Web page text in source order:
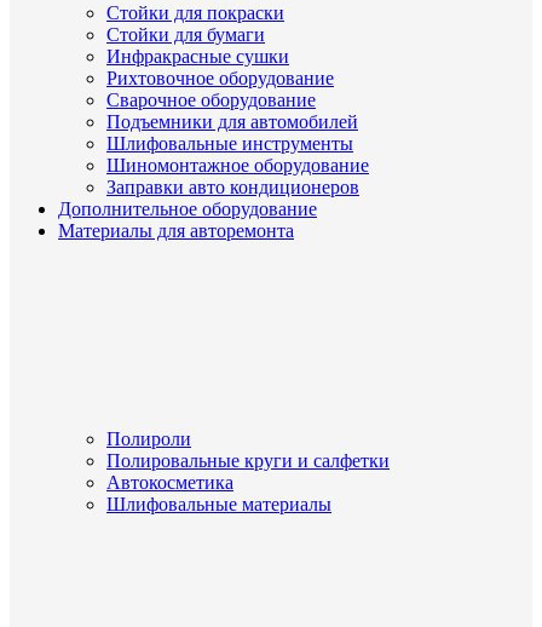
Стойки для покраски
Стойки для бумаги
Инфракрасные сушки
Рихтовочное оборудование
Сварочное оборудование
Подъемники для автомобилей
Шлифовальные инструменты
Шиномонтажное оборудование
Заправки авто кондиционеров
Дополнительное оборудование
Материалы для авторемонта
Полироли
Полировальные круги и салфетки
Автокосметика
Шлифовальные материалы